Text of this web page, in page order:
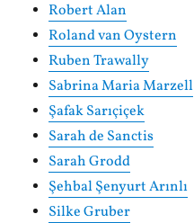
Robert Alan
Roland van Oystern
Ruben Trawally
Sabrina Maria Marzell
Şafak Sarıçiçek
Sarah de Sanctis
Sarah Grodd
Şehbal Şenyurt Arınlı
Silke Gruber